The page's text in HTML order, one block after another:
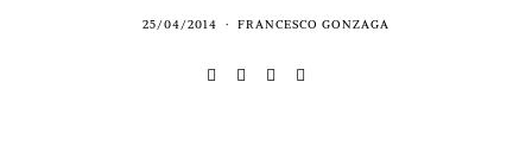
25/04/2014 FRANCESCO GONZAGA